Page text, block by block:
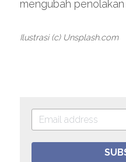
mengubah
Ilustrasi (c) Unsplash.com